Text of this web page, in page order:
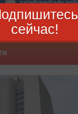
сейчас!